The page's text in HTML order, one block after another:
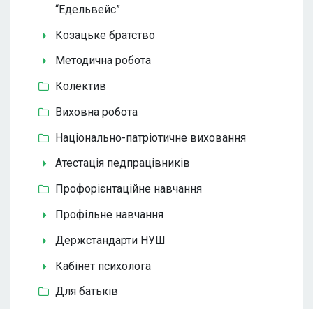
“Едельвейс”
Козацьке братство
Методична робота
Колектив
Виховна робота
Національно-патріотичне виховання
Атестація педпрацівників
Профорієнтаційне навчання
Профільне навчання
Держстандарти НУШ
Кабінет психолога
Для батьків